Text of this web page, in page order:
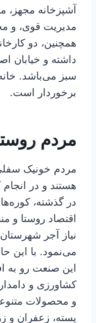
آشپزخانه مجهز،
مدیریت قوی، و
همچنین، دو
داشته و خیابان
سبز می‌باشد.
برخوردار است.
مردم
مردم خونیک
هستند و در
در گذشته،
اقتصاد روستا و
نیاز آجر
می‌نمود. با این
این صنعت رو به
کشاورزی و
و محصولات
پسته، زعفران